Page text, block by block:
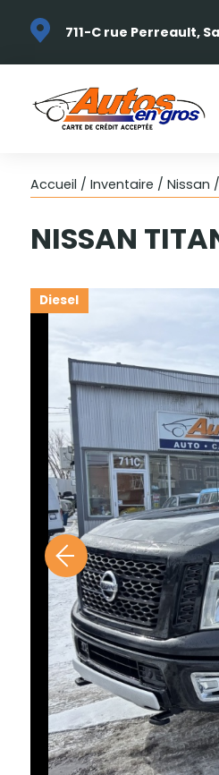
711-C rue Perreault,
Accueil / Inventaire / Nissan /
NISSAN
Diesel